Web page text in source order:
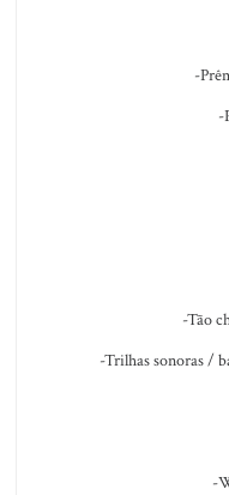
-
-
-Tão
-Trilhas sonoras /
-